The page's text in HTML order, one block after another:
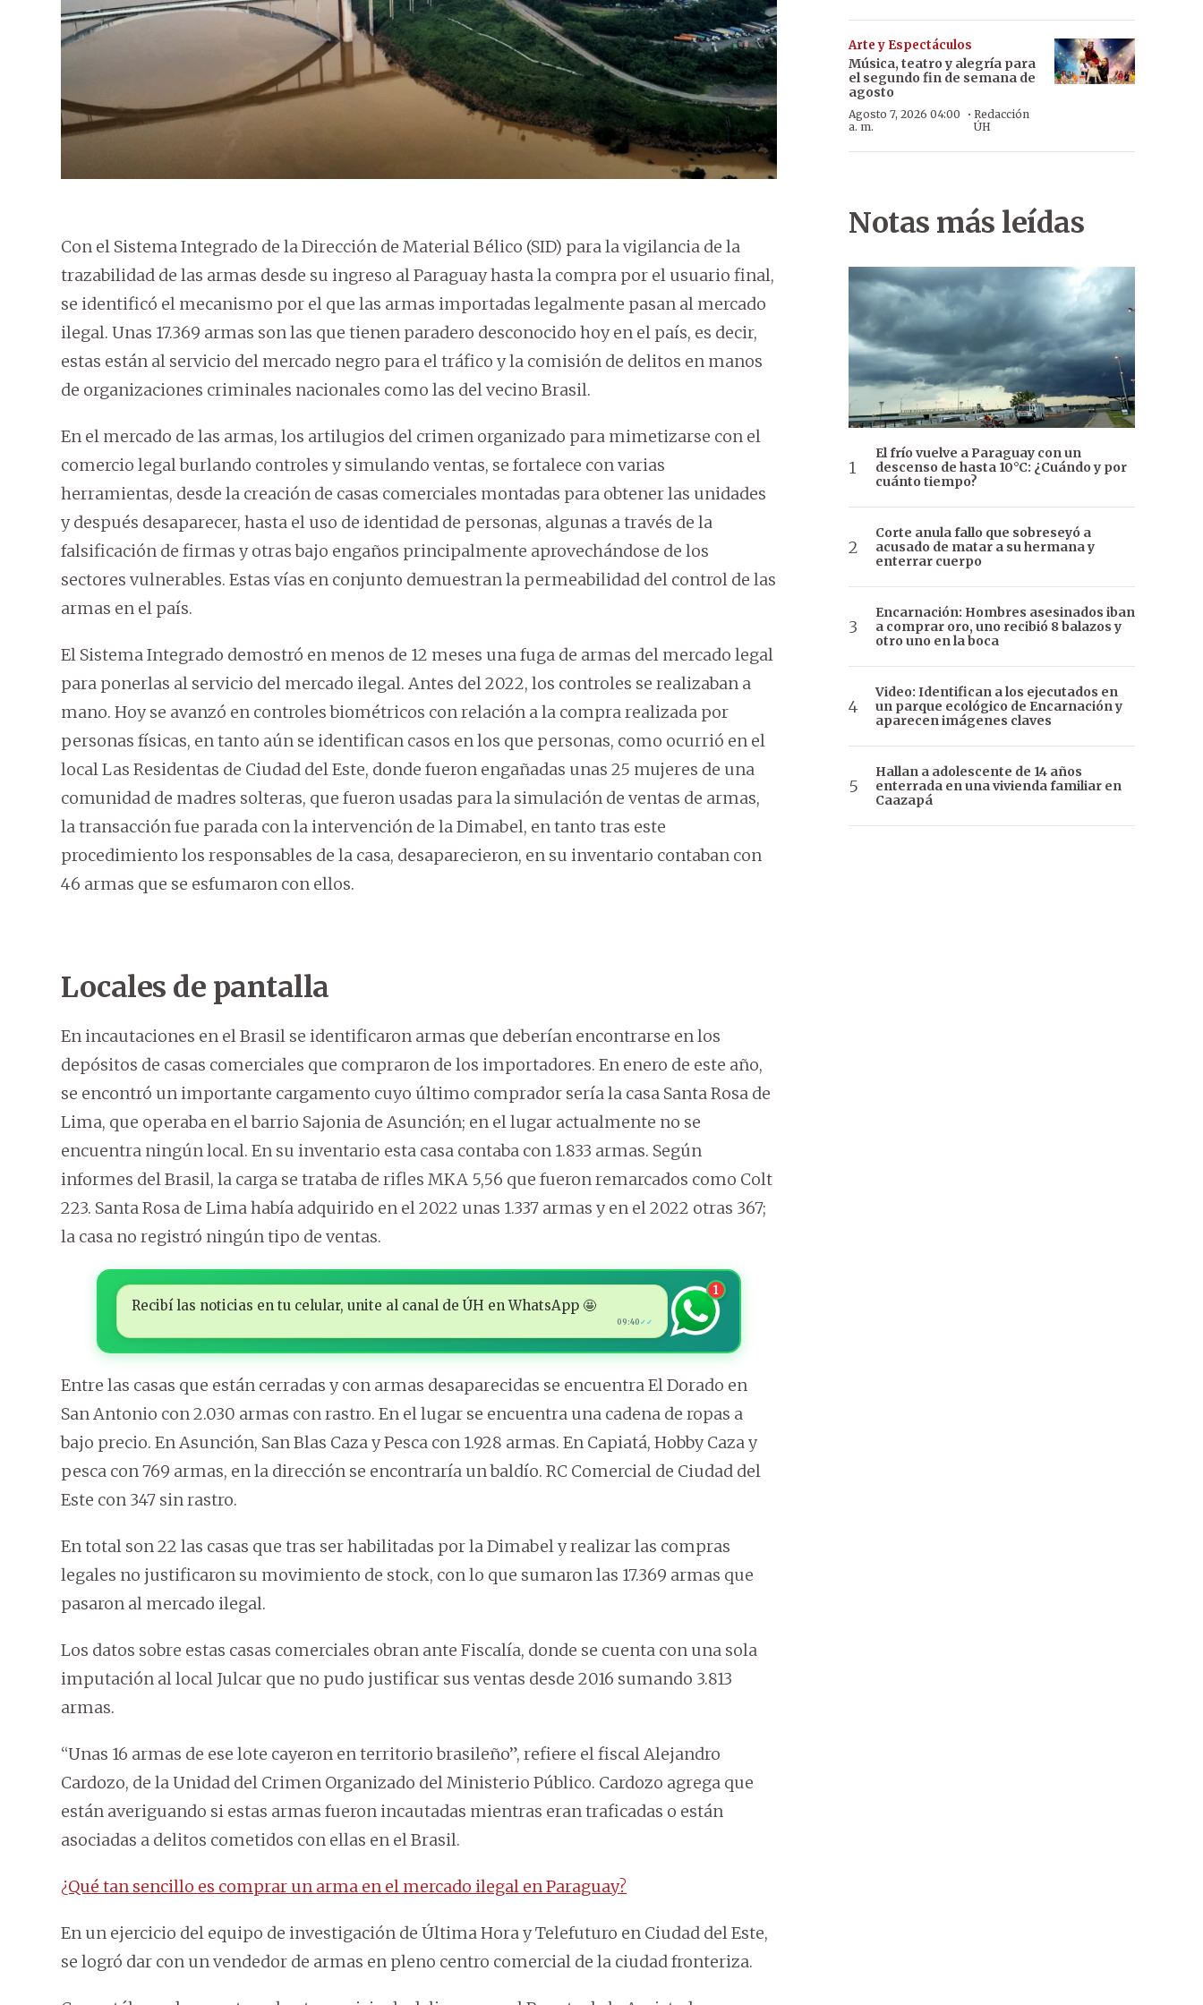
Con el Sistema Integrado de la Dirección de Material Bélico (SID) para la vigilancia de la
trazabilidad de las armas desde su ingreso al Paraguay hasta la compra por el usuario final,
se identificó el mecanismo por el que las armas importadas legalmente pasan al mercado
ilegal. Unas 17.369 armas son las que tienen paradero desconocido hoy en el país, es decir,
estas están al servicio del mercado negro para el tráfico y la comisión de delitos en manos
de organizaciones criminales nacionales como las del vecino Brasil.
En el mercado de las armas, los artilugios del crimen organizado para mimetizarse con el
comercio legal burlando controles y simulando ventas, se fortalece con varias
herramientas, desde la creación de casas comerciales montadas para obtener las unidades
y después desaparecer, hasta el uso de identidad de personas, algunas a través de la
falsificación de firmas y otras bajo engaños principalmente aprovechándose de los
sectores vulnerables. Estas vías en conjunto demuestran la permeabilidad del control de las
armas en el país.
El Sistema Integrado demostró en menos de 12 meses una fuga de armas del mercado legal
para ponerlas al servicio del mercado ilegal. Antes del 2022, los controles se realizaban a
mano. Hoy se avanzó en controles biométricos con relación a la compra realizada por
personas físicas, en tanto aún se identifican casos en los que personas, como ocurrió en el
local Las Residentas de Ciudad del Este, donde fueron engañadas unas 25 mujeres de una
comunidad de madres solteras, que fueron usadas para la simulación de ventas de armas,
la transacción fue parada con la intervención de la Dimabel, en tanto tras este
procedimiento los responsables de la casa, desaparecieron, en su inventario contaban con
46 armas que se esfumaron con ellos.
Locales de pantalla
En incautaciones en el Brasil se identificaron armas que deberían encontrarse en los
depósitos de casas comerciales que compraron de los importadores. En enero de este año,
se encontró un importante cargamento cuyo último comprador sería la casa Santa Rosa de
Lima, que operaba en el barrio Sajonia de Asunción; en el lugar actualmente no se
encuentra ningún local. En su inventario esta casa contaba con 1.833 armas. Según
informes del Brasil, la carga se trataba de rifles MKA 5,56 que fueron remarcados como Colt
223. Santa Rosa de Lima había adquirido en el 2022 unas 1.337 armas y en el 2022 otras 367;
la casa no registró ningún tipo de ventas.
Recibí las noticias en tu celular, unite al canal de ÚH en WhatsApp 🤩
09:40 ✓✓
1
Entre las casas que están cerradas y con armas desaparecidas se encuentra El Dorado en
San Antonio con 2.030 armas con rastro. En el lugar se encuentra una cadena de ropas a
bajo precio. En Asunción, San Blas Caza y Pesca con 1.928 armas. En Capiatá, Hobby Caza y
pesca con 769 armas, en la dirección se encontraría un baldío. RC Comercial de Ciudad del
Este con 347 sin rastro.
En total son 22 las casas que tras ser habilitadas por la Dimabel y realizar las compras
legales no justificaron su movimiento de stock, con lo que sumaron las 17.369 armas que
pasaron al mercado ilegal.
Los datos sobre estas casas comerciales obran ante Fiscalía, donde se cuenta con una sola
imputación al local Julcar que no pudo justificar sus ventas desde 2016 sumando 3.813
armas.
“Unas 16 armas de ese lote cayeron en territorio brasileño”, refiere el fiscal Alejandro
Cardozo, de la Unidad del Crimen Organizado del Ministerio Público. Cardozo agrega que
están averiguando si estas armas fueron incautadas mientras eran traficadas o están
asociadas a delitos cometidos con ellas en el Brasil.
¿Qué tan sencillo es comprar un arma en el mercado ilegal en Paraguay?
En un ejercicio del equipo de investigación de Última Hora y Telefuturo en Ciudad del Este,
se logró dar con un vendedor de armas en pleno centro comercial de la ciudad fronteriza.
Arte y Espectáculos
Música, teatro y alegría para
el segundo fin de semana de
agosto
Agosto 7, 2026 04:00
a. m.
· Redacción
ÚH
Notas más leídas
El frío vuelve a Paraguay con un
descenso de hasta 10°C: ¿Cuándo y por
cuánto tiempo?
Corte anula fallo que sobreseyó a
acusado de matar a su hermana y
enterrar cuerpo
Encarnación: Hombres asesinados iban
a comprar oro, uno recibió 8 balazos y
otro uno en la boca
Video: Identifican a los ejecutados en
un parque ecológico de Encarnación y
aparecen imágenes claves
Hallan a adolescente de 14 años
enterrada en una vivienda familiar en
Caazapá